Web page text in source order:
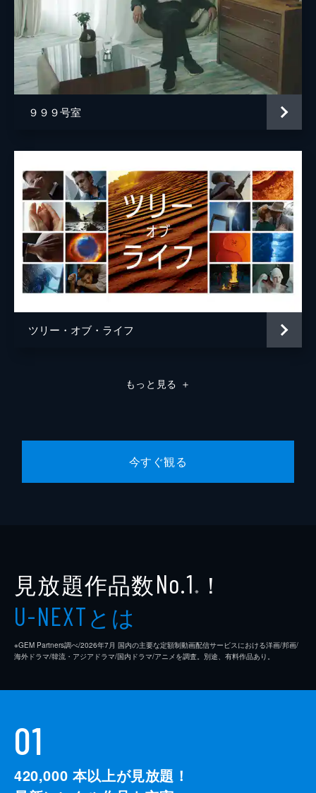
９９９号室
ツリー・オブ・ライフ
もっと見る ＋
今すぐ観る
見放題作品数No.1 ※ ！
U-NEXTとは
※GEM Partners調べ/2026年7⽉ 国内の主要な定額制動画配信サービスにおける洋画/邦画/
海外ドラマ/韓流・アジアドラマ/国内ドラマ/アニメを調査。別途、有料作品あり。
01
420,000 本以上が見放題！